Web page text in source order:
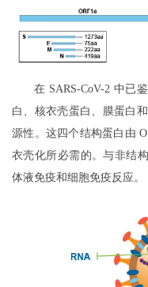
在 SARS-CoV-2 中已
白、核衣壳蛋白、膜蛋白
源性。这四个结构蛋白由
衣壳化所必需的。与非结
体液免疫和细胞免疫反应。